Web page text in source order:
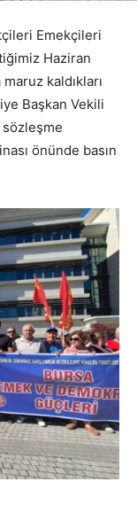
Emekçileri
Haziran
kaldıkları
Başkan Vekili
önünde basın